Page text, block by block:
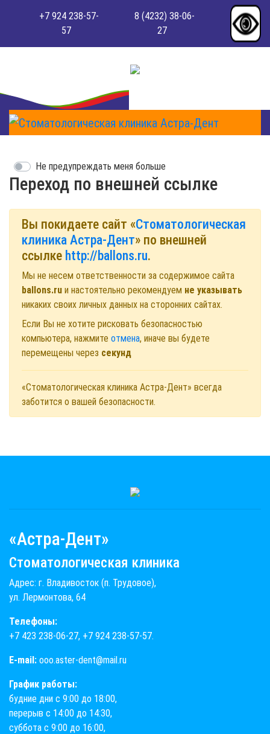
+7 924 238-57-
57
8 (4232) 38-06-
27
Переход по внешней ссылке
Не предупреждать меня больше
Вы покидаете сайт «Стоматологическая
клиника Астра-Дент» по внешней
ссылке http://ballons.ru.
Мы не несем ответственности за содержимое сайта
ballons.ru и настоятельно рекомендуем не указывать
никаких своих личных данных на сторонних сайтах.
Если Вы не хотите рисковать безопасностью
компьютера, нажмите отмена, иначе вы будете
перемещены через секунд
«Стоматологическая клиника Астра-Дент» всегда
заботится о вашей безопасности.
«Астра-Дент»
Стоматологическая клиника
Адрес: г. Владивосток (п. Трудовое),
ул. Лермонтова, 64
Телефоны:
+7 423 238-06-27, +7 924 238-57-57.
E-mail: ooo.aster-dent@mail.ru
График работы:
будние дни с 9:00 до 18:00,
перерыв с 14:00 до 14:30,
суббота с 9:00 до 16:00,